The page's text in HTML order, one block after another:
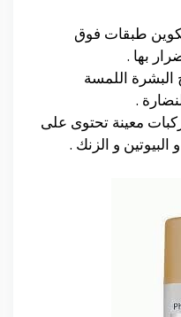
طبقات فوق
بها .
البشرة اللمسة
.
معينة تحتوى على
و الزنك .